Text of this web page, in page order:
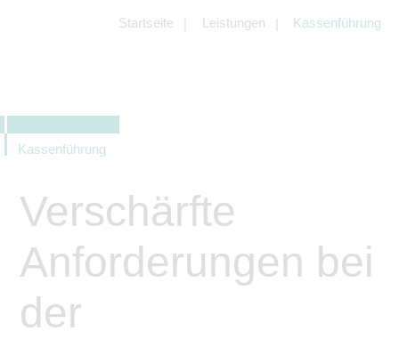
Startseite Leistungen Kassenführung
Kassenführung
Verschärfte
Anforderungen bei
der
Angeboten von z.B. Facebook und
LinkedIn.